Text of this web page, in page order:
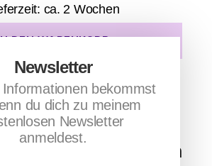
ca. 2 Wochen
DEN WARENKORB
– Liebe ist die Königin
Newsletter
bekommst
du dich zu meinem
Newsletter
anmeldest.